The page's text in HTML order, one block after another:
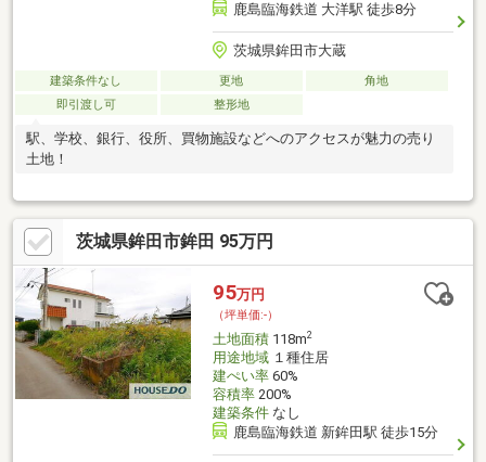
鹿島臨海鉄道 大洋駅 徒歩8分
茨城県鉾田市大蔵
建築条件なし 更地
角地
即引渡し可
整形地
駅、学校、銀行、役所、買物施設などへのアクセスが魅力の売り
土地！
茨城県鉾田市鉾田 95万円
95万円
（坪単価:-）
土地面積118m2
用途地域１種住居
建ぺい率60%
容積率200%
建築条件なし
鹿島臨海鉄道 新鉾田駅 徒歩15分